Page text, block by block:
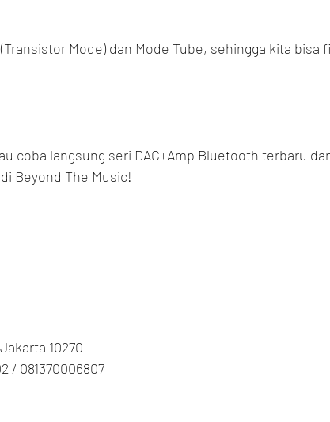
Mode) dan Mode Tube, sehingga kita bisa
coba langsung seri DAC+Amp Bluetooth terbaru
Beyond The Music!
10270
/ 081370006807